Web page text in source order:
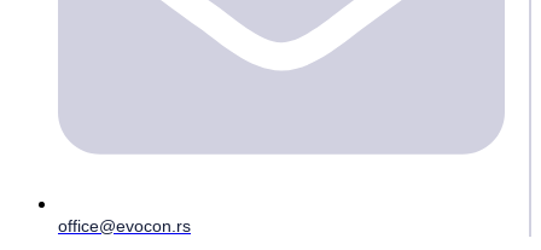
office@evocon.rs